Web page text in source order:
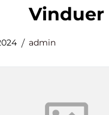
vinduer
admin